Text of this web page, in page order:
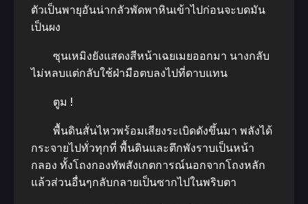
ตัวเป็นพายุอันน่ากลัวพัดพาหินเข้าไปก่อนจะบดมัน
เป็นผง
ซุนเหมิงยังแสดงสีหน้าเฉยเมยออกมา นางกลับ
ไม่หลบแต่กลับใช้ฝ่ามือตบลงไปที่ดาบแทน
ตูม !
พื้นดินสั่นไหวพร้อมเสียงระเบิดดังขึ้นมา พลังได้
กระจายไปทั่วทุกที่ พื้นดินและตึกพังราบเป็นหน้า
กลอง ทั้งโถงกองทัพสังเกตการณ์นอกจากโถงหลัก
แล้วส่วนอื่นๆกลับกลายเป็นซากไปในพริบตา